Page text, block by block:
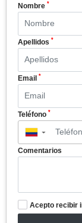
Nombre *
Apellidos *
Email *
Teléfono *
▼
Comentarios
Acepto recibir